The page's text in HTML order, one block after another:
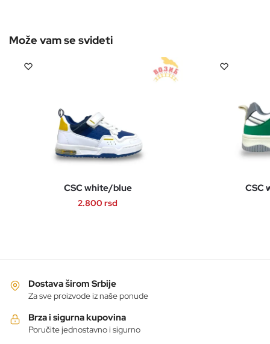
CSC white/blue
2.800rsd
varijanti.
Opcije
biti
CSC
Dostava širom Srbije
Za sve proizvode iz naše ponude
Brza i sigurna kupovina
Poručite jednostavno i sigurno